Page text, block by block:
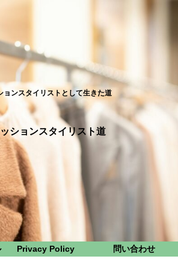
ョンスタイリストとして生きた道
ションスタイリスト道
Privacy Policy 問い合わせ